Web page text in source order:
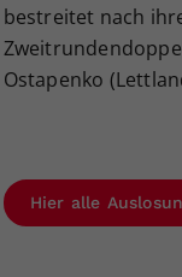
bestreitet nach
Ostapenko
Hier alle